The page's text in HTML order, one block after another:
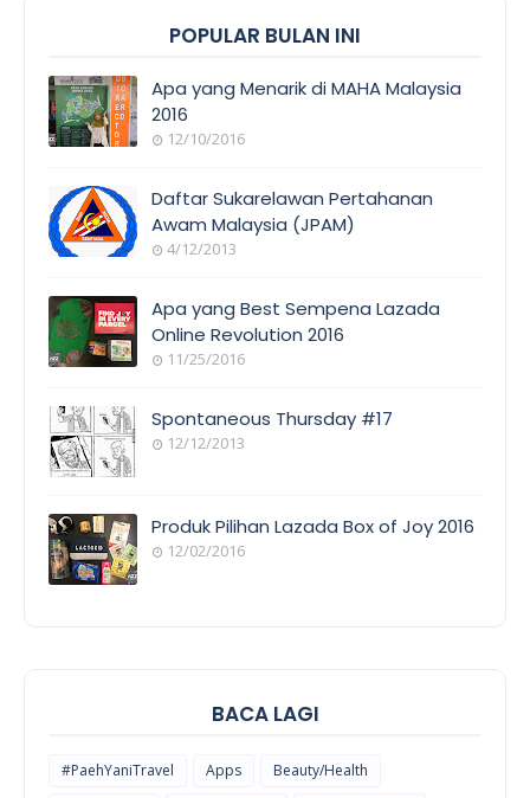
POPULAR BULAN INI
COVERAGE
Apa yang Menarik di MAHA Malaysia
2016
12/10/2016
AWAM
Daftar Sukarelawan Pertahanan
Awam Malaysia (JPAM)
4/12/2013
COVERAGE
Apa yang Best Sempena Lazada
Online Revolution 2016
11/25/2016
E
Spontaneous Thursday #17
12/12/2013
Produk Pilihan Lazada Box of Joy 2016
12/02/2016
BACA LAGI
#PaehYaniTravel Apps
Beauty/Health